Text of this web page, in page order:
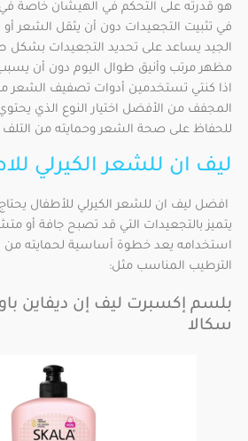
هو قدرته على التحكم في الهيشان خاصة في
في تثبيت التجعيدات دون أن يثقل الشعر أو
الجيد يساعد على تحديد التجعيدات
مظهر مرتب وأنيق طوال اليوم دون أن
اذا كنتي تستخدمين أدوات تصفيف الشعر
المجفف من الأفضل اختيار النوع الذي
للحفاظ على صحة الشعر وحمايته من التلف
ليف ان للشعر الكيرلي
افضل ليف ان للشعر الكيرلي للأطفال
يتميز بالتجعيدات التي قد تصبح جافة أو
استخدامه يعد خطوة أساسية لحمايته من
الترطيب المناسب مثل:
سكالا